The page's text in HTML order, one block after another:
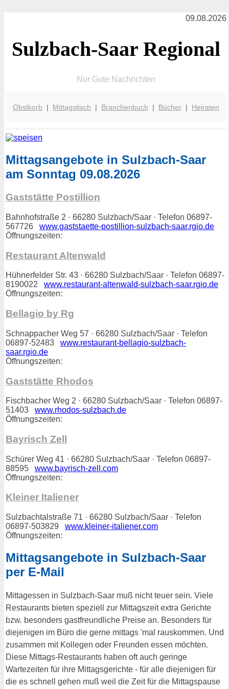
09.08.2026
Sulzbach-Saar Regional
Nur Gute Nachrichten
Obstkorb | Mittagstisch | Branchenbuch | Bücher | Heiraten
Mittagsangebote in Sulzbach-Saar
am Sonntag 09.08.2026
Gaststätte Postillion
Bahnhofstraße 2 · 66280 Sulzbach/Saar · Telefon 06897-
567726 www.gaststaette-postillion-sulzbach-saar.rgio.de
Öffnungszeiten:
Restaurant Altenwald
Hühnerfelder Str. 43 · 66280 Sulzbach/Saar · Telefon 06897-
8190022 www.restaurant-altenwald-sulzbach-saar.rgio.de
Öffnungszeiten:
Bellagio by Rg
Schnappacher Weg 57 · 66280 Sulzbach/Saar · Telefon
06897-52483 www.restaurant-bellagio-sulzbach-
saar.rgio.de
Öffnungszeiten:
Gaststätte Rhodos
Fischbacher Weg 2 · 66280 Sulzbach/Saar · Telefon 06897-
51403 www.rhodos-sulzbach.de
Öffnungszeiten:
Bayrisch Zell
Schürer Weg 41 · 66280 Sulzbach/Saar · Telefon 06897-
88595 www.bayrisch-zell.com
Öffnungszeiten:
Kleiner Italiener
Sulzbachtalstraße 71 · 66280 Sulzbach/Saar · Telefon
06897-503829 www.kleiner-italiener.com
Öffnungszeiten:
Mittagsangebote in Sulzbach-Saar
per E-Mail
Mittagessen in Sulzbach-Saar muß nicht teuer sein. Viele
Restaurants bieten speziell zur Mittagszeit extra Gerichte
bzw. besonders gastfreundliche Preise an. Besonders für
diejenigen im Büro die gerne mittags 'mal rauskommen. Und
zusammen mit Kollegen oder Freunden essen möchten.
Diese Mittags-Restaurants haben oft auch geringe
Wartezeiten für ihre Mittagsgerichte - für alle diejenigen für
die es schnell gehen muß weil die Zeit für die Mittagspause